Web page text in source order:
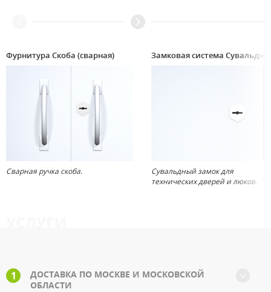
Фурнитура Скоба (сварная)
Сварная ручка скоба.
Замковая система
Сувальдный замок для
технических дверей и люков.
1
ДОСТАВКА ПО МОСКВЕ И МОСКОВСКОЙ
ОБЛАСТИ